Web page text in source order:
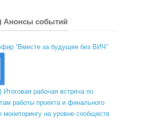
Анонсы событий
“Вместе за будущее без ВИЧ”
Итоговая рабочая встреча по
работы проекта и финального
мониторингу на уровне сообществ